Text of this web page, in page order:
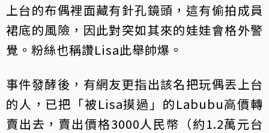
上台的布偶裡面藏有針孔鏡頭，這有偷拍成員
裙底的風險，因此對突如其來的娃娃會格外警
覺。粉絲也稱讚Lisa此舉帥爆。
事件發酵後，有網友更指出該名把玩偶丟上台
的人，已把「被Lisa摸過」的Labubu高價轉
賣出去，賣出價格3000人民幣（約1.2萬元台